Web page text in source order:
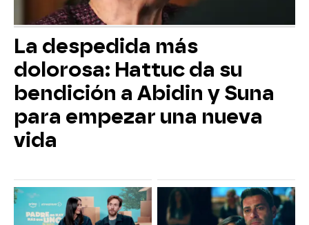
La despedida más
dolorosa: Hattuc da su
bendición a Abidin y Suna
para empezar una nueva
vida